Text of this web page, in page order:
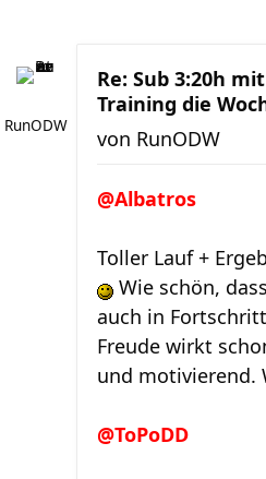
RunODW
Re: Sub 3:20h
Training die
von RunODW
@Albatros
Toller Lauf +
Wie schön,
auch in
Freude wirkt
und motivierend.
@ToPoDD